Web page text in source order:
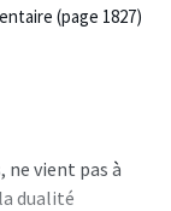
(page 1827)
vient pas à
dualité